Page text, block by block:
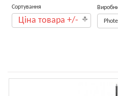
Сортування
Ціна товара +/-